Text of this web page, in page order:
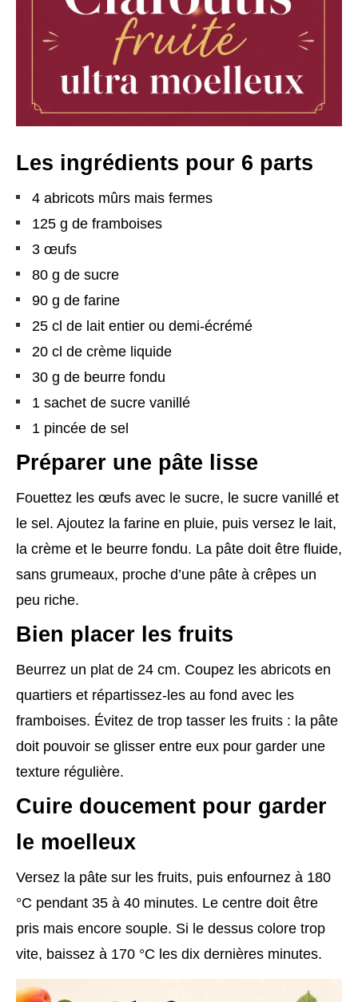
Les ingrédients pour 6 parts
4 abricots mûrs mais fermes
125 g de framboises
3 œufs
80 g de sucre
90 g de farine
25 cl de lait entier ou demi-écrémé
20 cl de crème liquide
30 g de beurre fondu
1 sachet de sucre vanillé
1 pincée de sel
Préparer une pâte lisse
Fouettez les œufs avec le sucre, le sucre vanillé et
le sel. Ajoutez la farine en pluie, puis versez le lait,
la crème et le beurre fondu. La pâte doit être fluide,
sans grumeaux, proche d’une pâte à crêpes un
peu riche.
Bien placer les fruits
Beurrez un plat de 24 cm. Coupez les abricots en
quartiers et répartissez-les au fond avec les
framboises. Évitez de trop tasser les fruits : la pâte
doit pouvoir se glisser entre eux pour garder une
texture régulière.
Cuire doucement pour garder
le moelleux
Versez la pâte sur les fruits, puis enfournez à 180
°C pendant 35 à 40 minutes. Le centre doit être
pris mais encore souple. Si le dessus colore trop
vite, baissez à 170 °C les dix dernières minutes.